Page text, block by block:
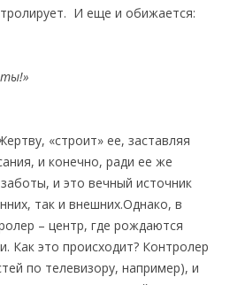
И еще и обижается:
!»
«строит» ее, заставляя
и конечно, ради ее же
и это вечный источник
так и внешних.Однако, в
– центр, где рождаются
Как это происходит? Контролер
по телевизору, например), и